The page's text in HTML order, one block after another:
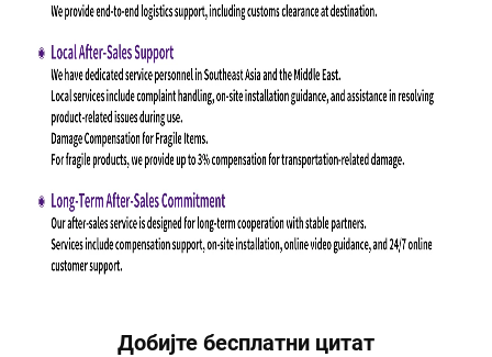
Добијте бесплатни цитат